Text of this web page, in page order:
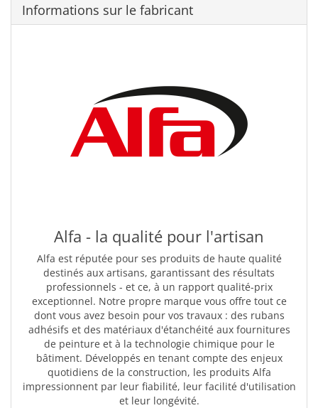
Informations sur le fabricant
Alfa - la qualité pour l'artisan
Alfa est réputée pour ses produits de haute qualité
destinés aux artisans, garantissant des résultats
professionnels - et ce, à un rapport qualité-prix
exceptionnel. Notre propre marque vous offre tout ce
dont vous avez besoin pour vos travaux : des rubans
adhésifs et des matériaux d'étanchéité aux fournitures
de peinture et à la technologie chimique pour le
bâtiment. Développés en tenant compte des enjeux
quotidiens de la construction, les produits Alfa
impressionnent par leur fiabilité, leur facilité d'utilisation
et leur longévité.